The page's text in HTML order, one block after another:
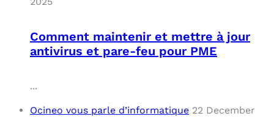
Comment maintenir et mettre à jour
antivirus et pare-feu pour PME
...
Ocineo vous parle d’informatique 22 December